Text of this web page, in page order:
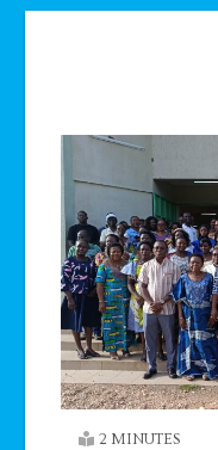
2 MINUTES